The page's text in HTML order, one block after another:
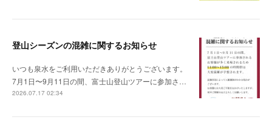
登山シーズンの混雑に関するお知らせ
いつも泉水をご利用いただきありがとうございます。
7月1日〜9月11日の間、富士山登山ツアーに参加さ…
2026.07.17 02:34